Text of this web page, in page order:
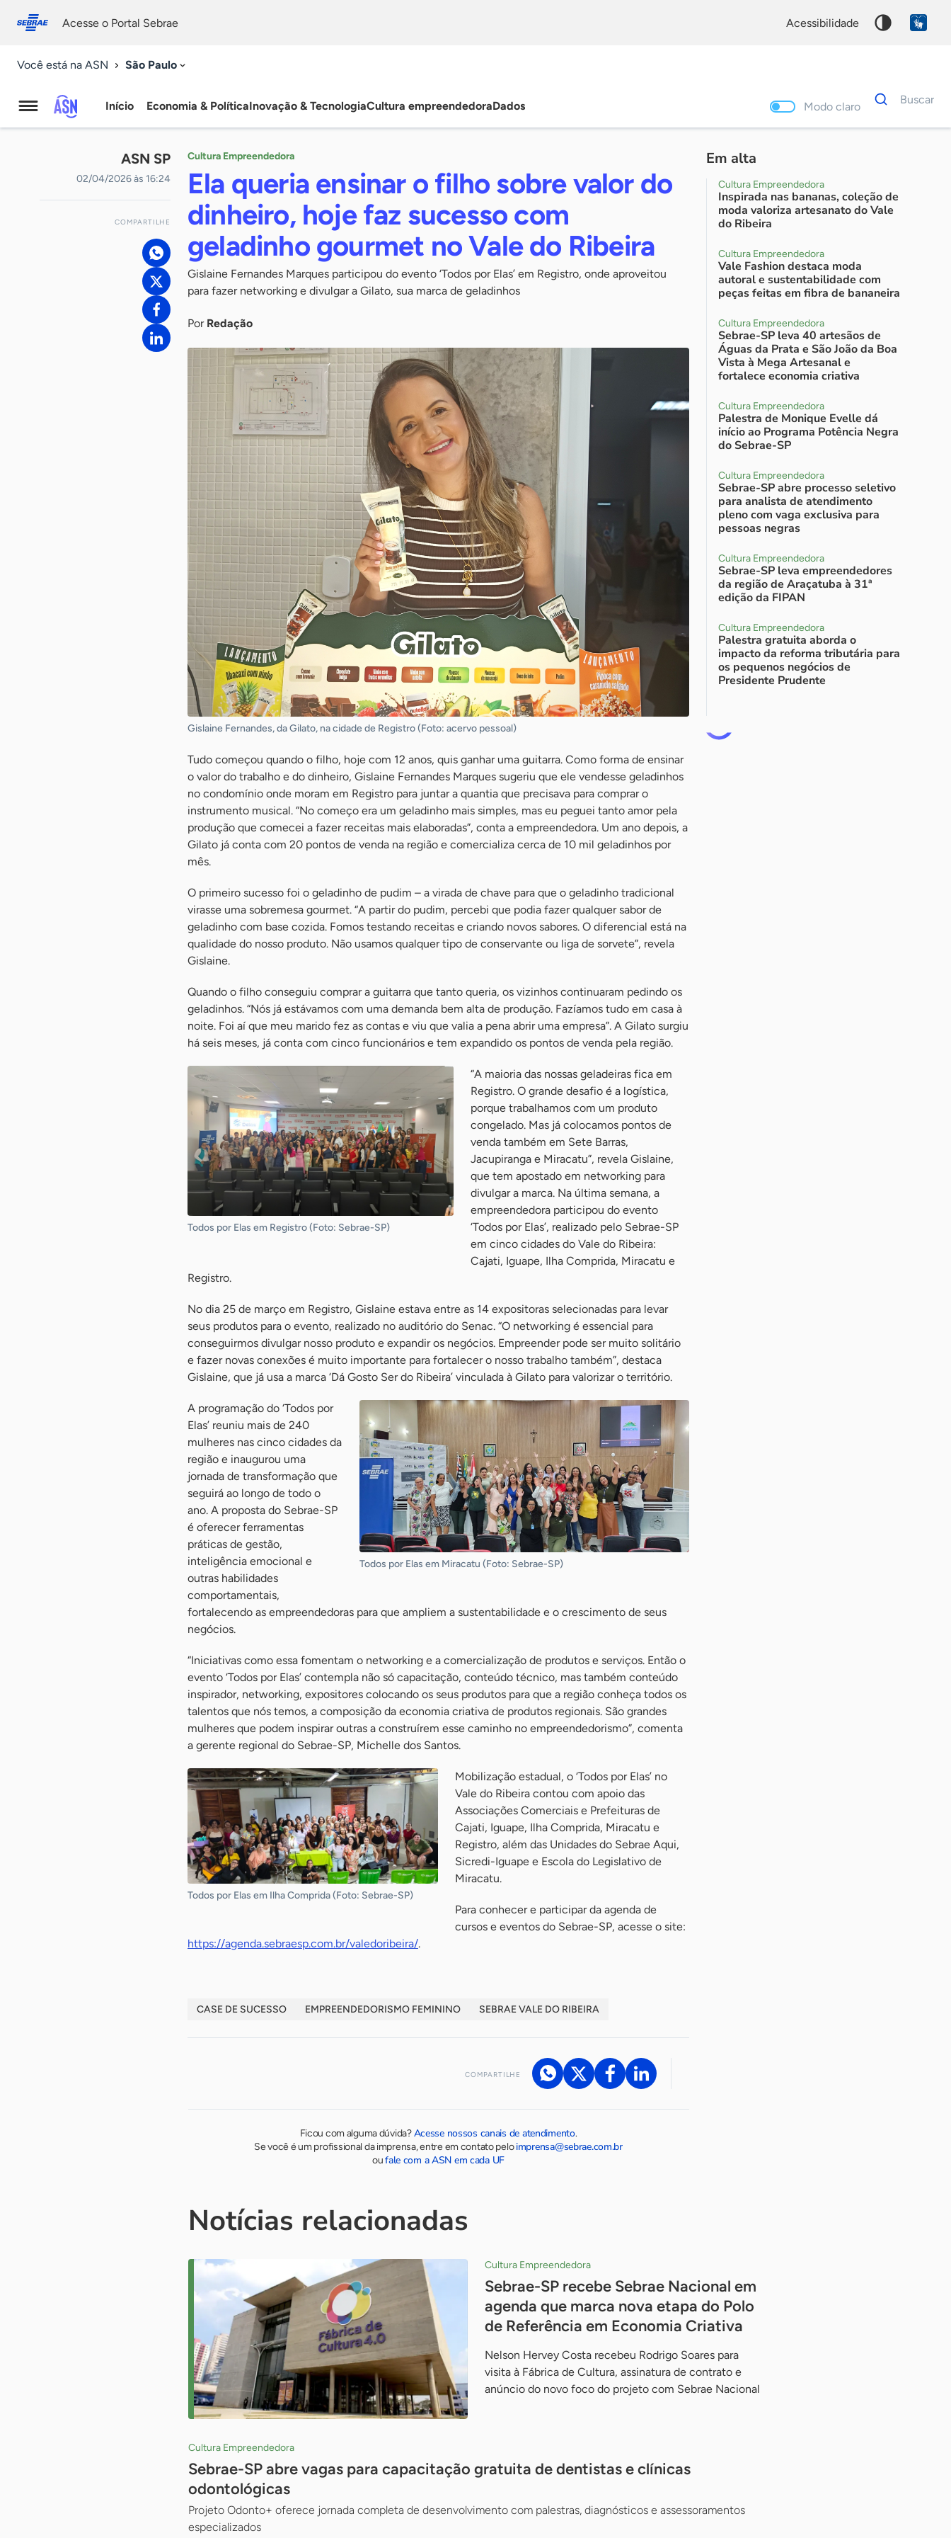
conosco
Acesse o Portal Sebrae acessibilidade
Você está na ASN São Paulo
Agência
Sebrae
de
Notícias
Início Economia & PolíticaInovação & TecnologiaCultura empreendedoraDados Modo claro
Dados
para
Buscar
ASN SP
02/04/2026 às 16:24
COMPARTILHE
Cultura Empreendedora
Ela queria ensinar o filho sobre valor do
dinheiro, hoje faz sucesso com
geladinho gourmet no Vale do Ribeira
Gislaine Fernandes Marques participou do evento ‘Todos por Elas’ em Registro, onde aproveitou
para fazer networking e divulgar a Gilato, sua marca de geladinhos
Por Redação
Gislaine Fernandes, da Gilato, na cidade de Registro (Foto: acervo pessoal)
Tudo começou quando o filho, hoje com 12 anos, quis ganhar uma guitarra. Como forma de ensinar
o valor do trabalho e do dinheiro, Gislaine Fernandes Marques sugeriu que ele vendesse geladinhos
no condomínio onde moram em Registro para juntar a quantia que precisava para comprar o
instrumento musical. “No começo era um geladinho mais simples, mas eu peguei tanto amor pela
produção que comecei a fazer receitas mais elaboradas”, conta a empreendedora. Um ano depois, a
Gilato já conta com 20 pontos de venda na região e comercializa cerca de 10 mil geladinhos por
mês.
O primeiro sucesso foi o geladinho de pudim – a virada de chave para que o geladinho tradicional
virasse uma sobremesa gourmet. “A partir do pudim, percebi que podia fazer qualquer sabor de
geladinho com base cozida. Fomos testando receitas e criando novos sabores. O diferencial está na
qualidade do nosso produto. Não usamos qualquer tipo de conservante ou liga de sorvete”, revela
Gislaine.
Quando o filho conseguiu comprar a guitarra que tanto queria, os vizinhos continuaram pedindo os
geladinhos. “Nós já estávamos com uma demanda bem alta de produção. Fazíamos tudo em casa à
noite. Foi aí que meu marido fez as contas e viu que valia a pena abrir uma empresa”. A Gilato surgiu
há seis meses, já conta com cinco funcionários e tem expandido os pontos de venda pela região.
Todos por Elas em Registro (Foto: Sebrae-SP)
“A maioria das nossas geladeiras fica em
Registro. O grande desafio é a logística,
porque trabalhamos com um produto
congelado. Mas já colocamos pontos de
venda também em Sete Barras,
Jacupiranga e Miracatu”, revela Gislaine,
que tem apostado em networking para
divulgar a marca. Na última semana, a
empreendedora participou do evento
‘Todos por Elas’, realizado pelo Sebrae-SP
em cinco cidades do Vale do Ribeira:
Cajati, Iguape, Ilha Comprida, Miracatu e
Registro.
No dia 25 de março em Registro, Gislaine estava entre as 14 expositoras selecionadas para levar
seus produtos para o evento, realizado no auditório do Senac. “O networking é essencial para
conseguirmos divulgar nosso produto e expandir os negócios. Empreender pode ser muito solitário
e fazer novas conexões é muito importante para fortalecer o nosso trabalho também”, destaca
Gislaine, que já usa a marca ‘Dá Gosto Ser do Ribeira’ vinculada à Gilato para valorizar o território.
Todos por Elas em Miracatu (Foto: Sebrae-SP)
A programação do ‘Todos por
Elas’ reuniu mais de 240
mulheres nas cinco cidades da
região e inaugurou uma
jornada de transformação que
seguirá ao longo de todo o
ano. A proposta do Sebrae-SP
é oferecer ferramentas
práticas de gestão,
inteligência emocional e
outras habilidades
comportamentais,
fortalecendo as empreendedoras para que ampliem a sustentabilidade e o crescimento de seus
negócios.
“Iniciativas como essa fomentam o networking e a comercialização de produtos e serviços. Então o
evento ‘Todos por Elas’ contempla não só capacitação, conteúdo técnico, mas também conteúdo
inspirador, networking, expositores colocando os seus produtos para que a região conheça todos os
talentos que nós temos, a composição da economia criativa de produtos regionais. São grandes
mulheres que podem inspirar outras a construírem esse caminho no empreendedorismo”, comenta
a gerente regional do Sebrae-SP, Michelle dos Santos.
Todos por Elas em Ilha Comprida (Foto: Sebrae-SP)
Mobilização estadual, o ‘Todos por Elas’ no
Vale do Ribeira contou com apoio das
Associações Comerciais e Prefeituras de
Cajati, Iguape, Ilha Comprida, Miracatu e
Registro, além das Unidades do Sebrae Aqui,
Sicredi-Iguape e Escola do Legislativo de
Miracatu.
Para conhecer e participar da agenda de
cursos e eventos do Sebrae-SP, acesse o site:
https://agenda.sebraesp.com.br/valedoribeira/.
CASE DE SUCESSO EMPREENDEDORISMO FEMININO SEBRAE VALE DO RIBEIRA
COMPARTILHE
Ficou com alguma dúvida?Acesse nossos canais de atendimento.
Se você é um profissional da imprensa, entre em contato peloimprensa@sebrae.com.br
oufale com a ASN em cada UF
Em alta
Cultura Empreendedora
Inspirada nas bananas, coleção de
moda valoriza artesanato do Vale
do Ribeira
Cultura Empreendedora
Vale Fashion destaca moda
autoral e sustentabilidade com
peças feitas em fibra de bananeira
Cultura Empreendedora
Sebrae-SP leva 40 artesãos de
Águas da Prata e São João da Boa
Vista à Mega Artesanal e
fortalece economia criativa
Cultura Empreendedora
Palestra de Monique Evelle dá
início ao Programa Potência Negra
do Sebrae-SP
Cultura Empreendedora
Sebrae-SP abre processo seletivo
para analista de atendimento
pleno com vaga exclusiva para
pessoas negras
Cultura Empreendedora
Sebrae-SP leva empreendedores
da região de Araçatuba à 31ª
edição da FIPAN
Cultura Empreendedora
Palestra gratuita aborda o
impacto da reforma tributária para
os pequenos negócios de
Presidente Prudente
Notícias relacionadas
Cultura Empreendedora
Sebrae-SP recebe Sebrae Nacional em
agenda que marca nova etapa do Polo
de Referência em Economia Criativa
Nelson Hervey Costa recebeu Rodrigo Soares para
visita à Fábrica de Cultura, assinatura de contrato e
anúncio do novo foco do projeto com Sebrae Nacional
Cultura Empreendedora
Sebrae-SP abre vagas para capacitação gratuita de dentistas e clínicas
odontológicas
Projeto Odonto+ oferece jornada completa de desenvolvimento com palestras, diagnósticos e assessoramentos
especializados